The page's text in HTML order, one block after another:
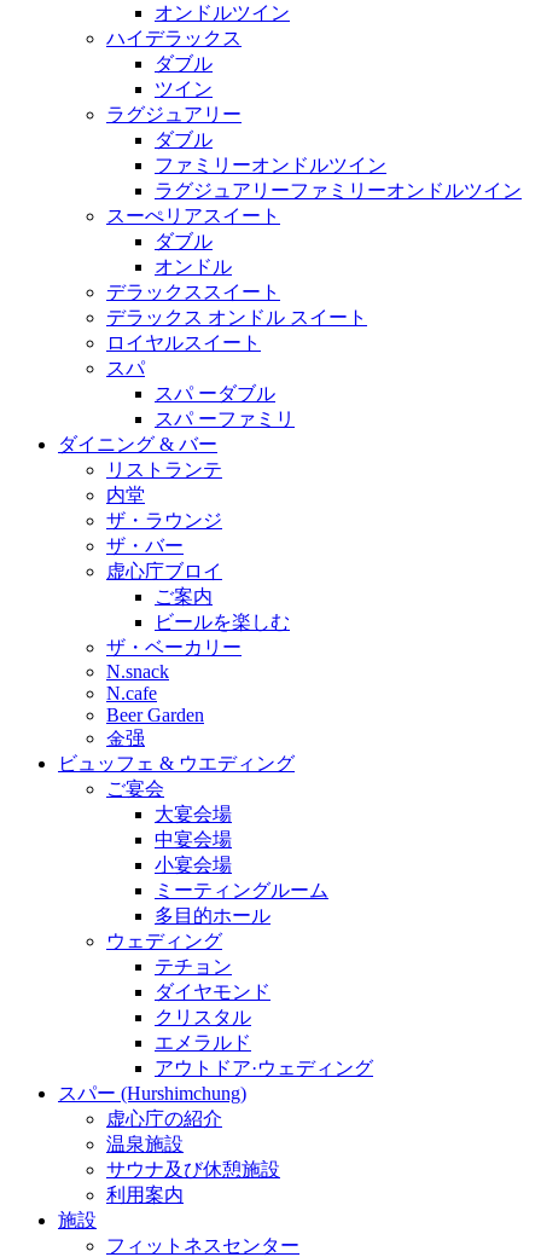
オンドルツイン
ハイデラックス
ダブル
ツイン
ラグジュアリー
ダブル
ファミリーオンドルツイン
ラグジュアリーファミリーオンドルツイン
スーぺリアスイート
ダブル
オンドル
デラックススイート
デラックス オンドル スイート
ロイヤルスイート
スパ
スパ ーダブル
スパ ーファミリ
ダイニング & バー
リストランテ
内堂
ザ・ラウンジ
ザ・バー
虚心庁ブロイ
ご案内
ビールを楽しむ
ザ・ベーカリー
N.snack
N.cafe
Beer Garden
金强
ビュッフェ & ウエディング
ご宴会
大宴会場
中宴会場
小宴会場
ミーティングルーム
多目的ホール
ウェディング
テチョン
ダイヤモンド
クリスタル
エメラルド
アウトドア·ウェディング
スパー (Hurshimchung)
虚心庁の紹介
温泉施設
サウナ及び休憩施設
利用案内
施設
フィットネスセンター